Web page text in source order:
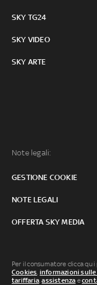
SKY TG24
SKY VIDEO
SKY ARTE
Note legali:
GESTIONE COOKIE
NOTE LEGALI
OFFERTA SKY MEDIA
Per il consumatore clicca
Cookies, informazioni
tariffaria,assistenza e